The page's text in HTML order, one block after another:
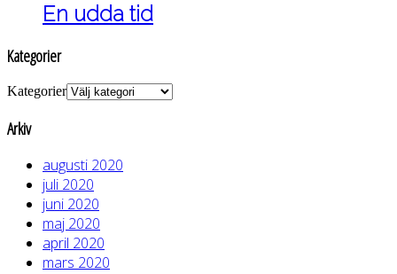
En udda tid
Kategorier
Kategorier
Arkiv
augusti 2020
juli 2020
juni 2020
maj 2020
april 2020
mars 2020